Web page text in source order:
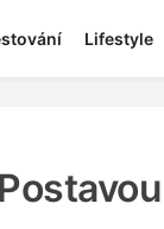
Lifestyle